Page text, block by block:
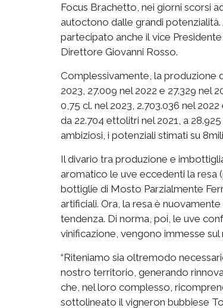
Focus Brachetto, nei giorni scorsi
autoctono dalle grandi potenzialità.
partecipato anche il vice
Direttore Giovanni Rosso.
Complessivamente, la produzione
2023, 27.009 nel 2022 e 27.329 nel
0,75 cl. nel 2023, 2.703.036 nel
da 22.704 ettolitri nel 2021, a
ambiziosi, i potenziali stimati su
Il divario tra produzione e
aromatico le uve eccedenti la resa
bottiglie di Mosto Parzialmente
artificiali. Ora, la resa è
tendenza. Di norma, poi, le uve
vinificazione, vengono immesse
“Riteniamo sia oltremodo
nostro territorio, generando
che, nel loro complesso,
sottolineato il vigneron bubbiese